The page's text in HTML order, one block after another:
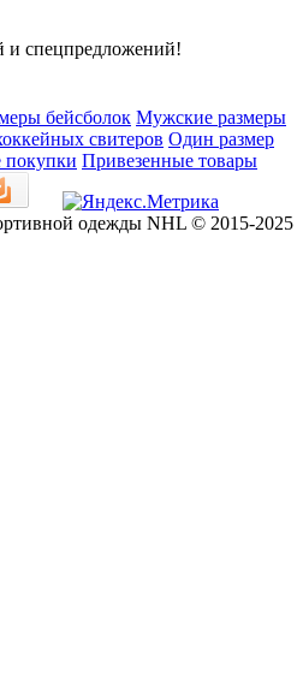
и спецпредложений!
бейсболок Мужские размеры
свитеров Один размер
покупки Привезенные товары
одежды NHL © 2015-2025